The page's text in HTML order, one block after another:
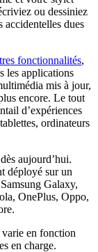
ou dessiniez
accidentelles dues
fonctionnalités,
les applications
mis à jour,
encore. Le tout
d’expériences
ordinateurs
aujourd’hui.
déployé sur un
Galaxy,
OnePlus, Oppo,
en fonction
en charge.